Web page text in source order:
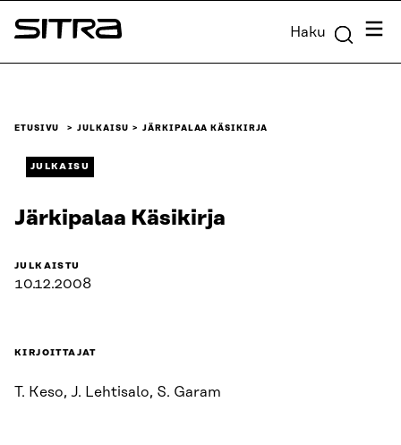
Siirry
suoraan
Sitra Haku
ETUSIVU JULKAISU JÄRKIPALAA KÄSIKIRJA
JULKAISU
Järkipalaa Käsikirja
JULKAISTU
10.12.2008
KIRJOITTAJAT
T. Keso, J. Lehtisalo, S. Garam